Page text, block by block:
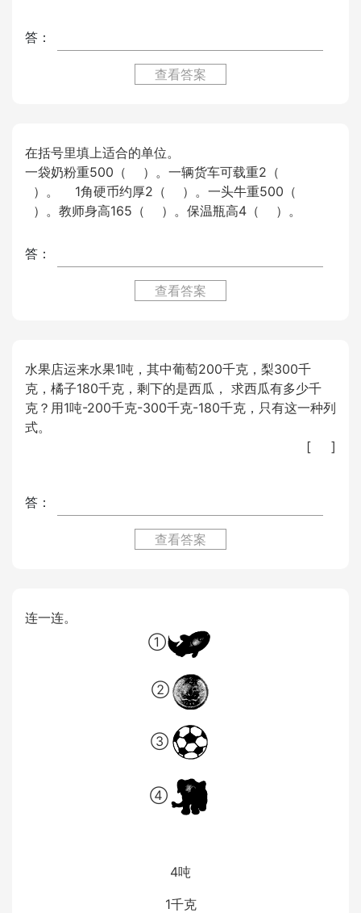
答：
查看答案
在括号里填上适合的单位。
一袋奶粉重500（ ）。一辆货车可载重2（
）。 1角硬币约厚2（ ）。一头牛重500（
）。教师身高165（ ）。保温瓶高4（ ）。
答：
查看答案
水果店运来水果1吨，其中葡萄200千克，梨300千
克，橘子180千克，剩下的是西瓜， 求西瓜有多少千
克？用1吨-200千克-300千克-180千克，只有这一种列
式。
[ ]
答：
查看答案
连一连。
①
②
③
④
4吨
1千克